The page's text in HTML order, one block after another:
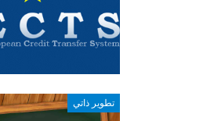
تطوير ذاتي